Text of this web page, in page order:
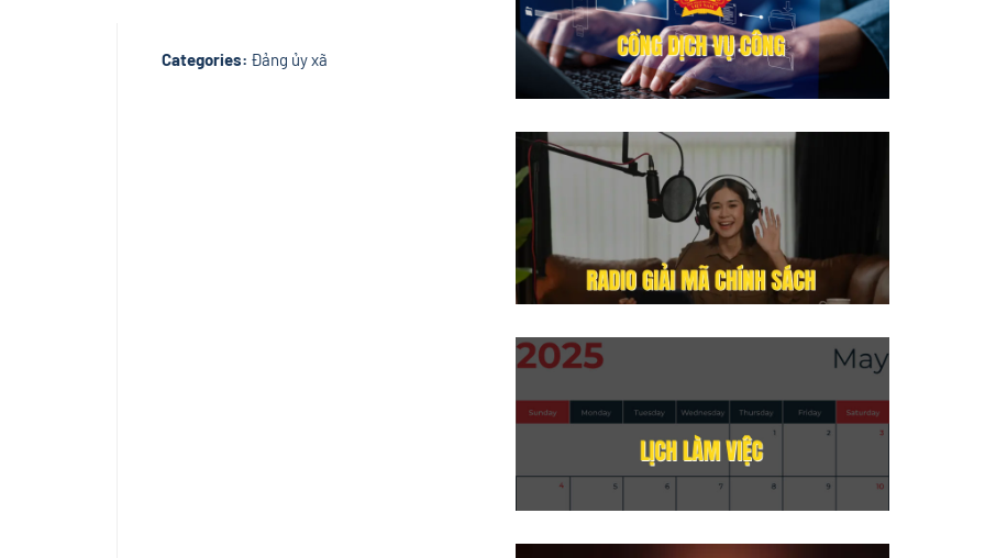
Categories: Đảng ủy xã